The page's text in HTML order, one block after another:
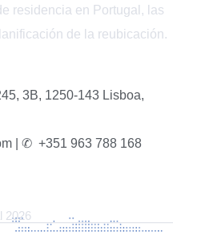
residencia en Portugal, las
de la reubicación.
3B, 1250-143 Lisboa,
| ✆ +351 963 788 168
2026